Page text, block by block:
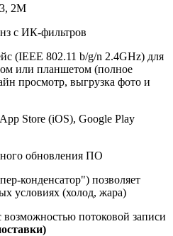
2M
с ИК-фильтров
(IEEE 802.11 b/g/n 2.4GHz) для
или планшетом (полное
просмотр, выгрузка фото и
Store (iOS), Google Play
обновления ПО
конденсатор") позволяет
условиях (холод, жара)
возможностью потоковой записи